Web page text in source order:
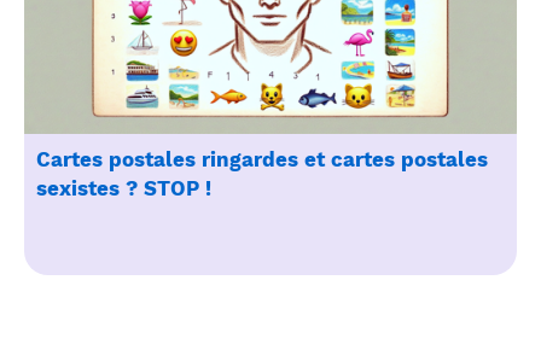
Cartes postales ringardes et cartes postales
sexistes ? STOP !